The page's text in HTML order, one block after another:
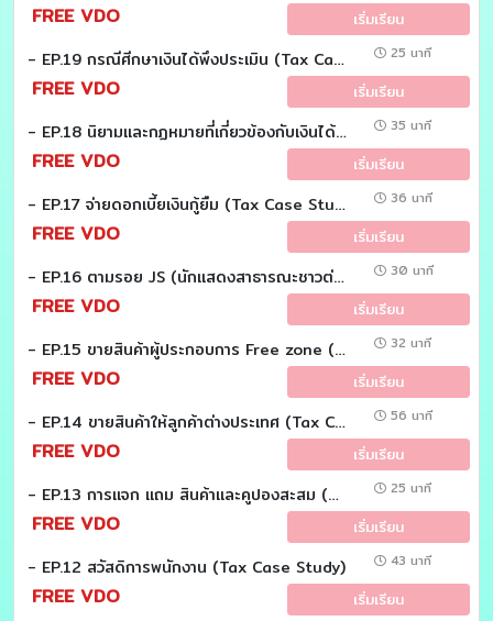
FREE VDO เริ่มเรียน
- EP.19 กรณีศีกษาเงินได้พึงประเมิน (Tax Case study) 25 นาที
FREE VDO เริ่มเรียน
- EP.18 นิยามเเละกฏหมายที่เกี่ยวข้องกับเงินได้พึงประเมิน (Tax Case Study) 35 นาที
FREE VDO เริ่มเรียน
- EP.17 จ่ายดอกเบี้ยเงินกู้ยืม (Tax Case Study) 36 นาที
FREE VDO เริ่มเรียน
- EP.16 ตามรอย JS (นักแสดงสาธารณะชาวต่างชาติ) เพื่อศึกษาภาษีที่เกี่ยวข้อง (Tax Case Study) 30 นาที
FREE VDO เริ่มเรียน
- EP.15 ขายสินค้าผู้ประกอบการ Free zone (Tax Case Study) 32 นาที
FREE VDO เริ่มเรียน
- EP.14 ขายสินค้าให้ลูกค้าต่างประเทศ (Tax Case Study) 56 นาที
FREE VDO เริ่มเรียน
- EP.13 การแจก แถม สินค้าและคูปองสะสม (Tax Case Study) 25 นาที
FREE VDO เริ่มเรียน
- EP.12 สวัสดิการพนักงาน (Tax Case Study) 43 นาที
FREE VDO เริ่มเรียน